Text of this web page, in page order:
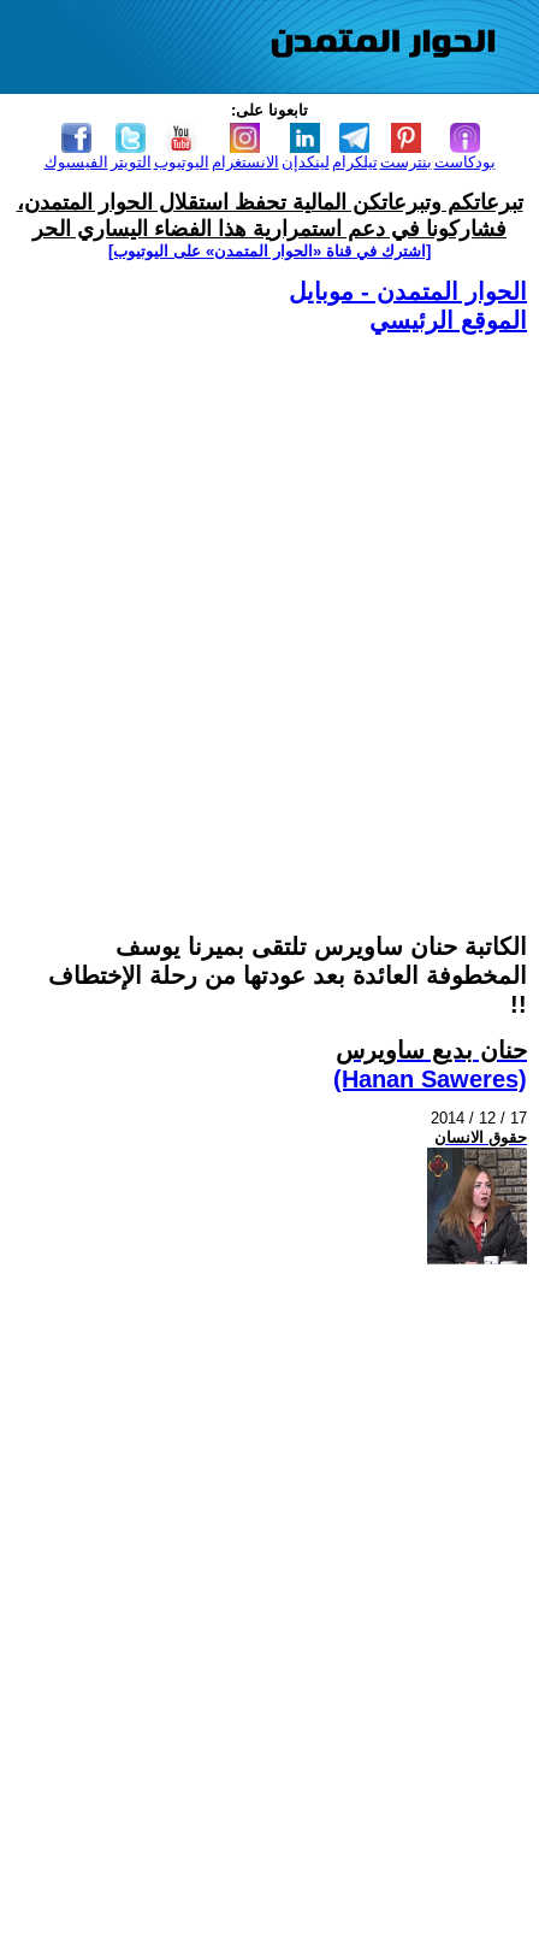
تابعونا على:
الفيسبوك التويتر اليوتيوب الانستغرام لينكدإن تيلكرامبنترست بودكاست
تبرعاتكم وتبرعاتكن المالية تحفظ استقلال الحوار المتمدن،
فشاركونا في دعم استمرارية هذا الفضاء اليساري الحر
[اشترك في قناة ‫«الحوار المتمدن» على اليوتيوب]
الحوار المتمدن - موبايل
الموقع الرئيسي
الكاتبة حنان ساويرس تلتقى بميرنا يوسف
المخطوفة العائدة بعد عودتها من رحلة الإختطاف
!!
حنان بديع ساويرس
(Hanan Saweres)
2014 / 12 / 17
حقوق الانسان